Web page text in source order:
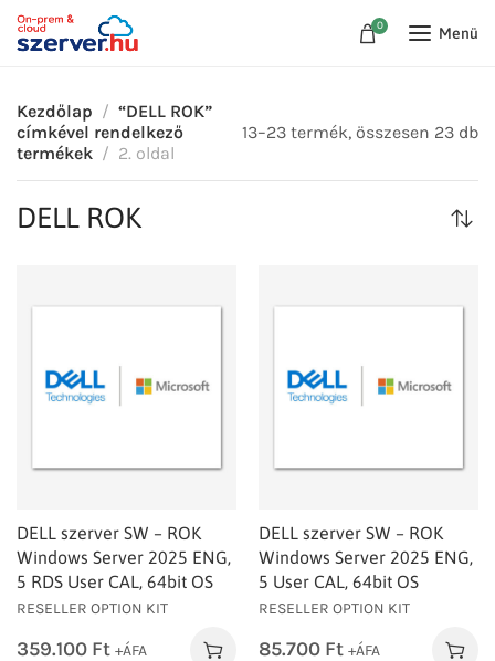
0 Menü
Kezdőlap
“DELL ROK”
címkével rendelkező
termékek
2. oldal
13–23 termék, összesen 23 db
DELL ROK
DELL szerver SW – ROK
Windows Server 2025 ENG,
5 RDS User CAL, 64bit OS
RESELLER OPTION KIT
359.100 Ft +ÁFA
DELL szerver SW – ROK
Windows Server 2025 ENG,
5 User CAL, 64bit OS
RESELLER OPTION KIT
85.700 Ft +ÁFA